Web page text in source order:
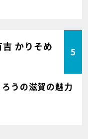
かりそめ
5
うの滋賀の魅力